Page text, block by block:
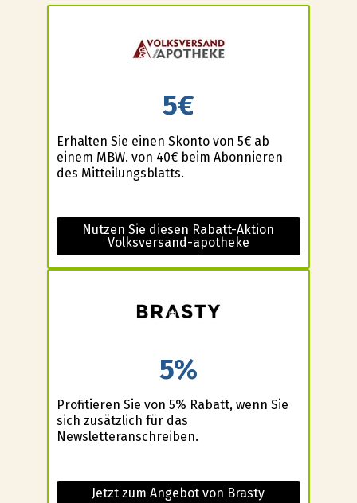
5€
Erhalten Sie einen Skonto von 5€ ab
einem MBW. von 40€ beim Abonnieren
des Mitteilungsblatts.
Nutzen Sie diesen Rabatt-Aktion
Volksversand-apotheke
5%
Profitieren Sie von 5% Rabatt, wenn Sie
sich zusätzlich für das
Newsletteranschreiben.
Jetzt zum Angebot von Brasty